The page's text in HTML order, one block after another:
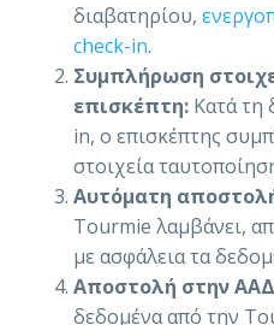
διαβατηρίου,
check-in.
Συμπλήρωση
επισκέπτη: Κατά τη
in, ο επισκέπτης
στοιχεία
Αυτόματη
Tourmie λαμβάνει,
με ασφάλεια τα
Αποστολή στην
δεδομένα από την